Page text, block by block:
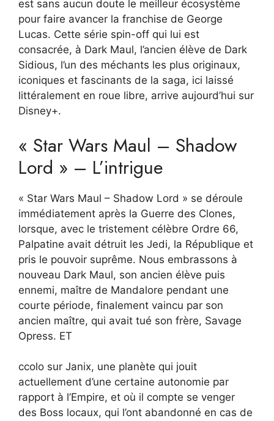
est sans aucun doute le meilleur écosystème
pour faire avancer la franchise de George
Lucas. Cette série spin-off qui lui est
consacrée, à Dark Maul, l’ancien élève de Dark
Sidious, l’un des méchants les plus originaux,
iconiques et fascinants de la saga, ici laissé
littéralement en roue libre, arrive aujourd’hui sur
Disney+.
« Star Wars Maul – Shadow
Lord » – L’intrigue
« Star Wars Maul – Shadow Lord » se déroule
immédiatement après la Guerre des Clones,
lorsque, avec le tristement célèbre Ordre 66,
Palpatine avait détruit les Jedi, la République et
pris le pouvoir suprême. Nous embrassons à
nouveau Dark Maul, son ancien élève puis
ennemi, maître de Mandalore pendant une
courte période, finalement vaincu par son
ancien maître, qui avait tué son frère, Savage
Opress. ET
ccolo sur Janix, une planète qui jouit
actuellement d’une certaine autonomie par
rapport à l’Empire, et où il compte se venger
des Boss locaux, qui l’ont abandonné en cas de